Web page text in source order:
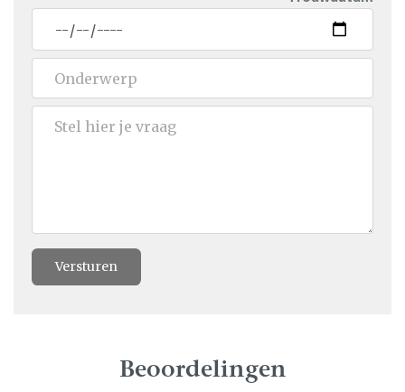
Versturen
Beoordelingen